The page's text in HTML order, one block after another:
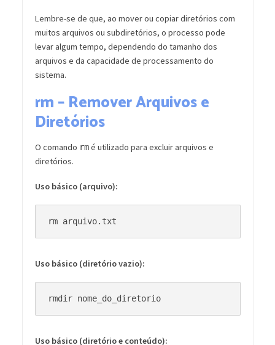
Lembre-se de que, ao mover ou copiar diretórios com
muitos arquivos ou subdiretórios, o processo pode
levar algum tempo, dependendo do tamanho dos
arquivos e da capacidade de processamento do
sistema.
rm – Remover Arquivos e
Diretórios
O comando rmé utilizado para excluir arquivos e
diretórios.
Uso básico (arquivo):
Uso básico (diretório vazio):
rmdir nome_do_diretorio
Uso básico (diretório e conteúdo):